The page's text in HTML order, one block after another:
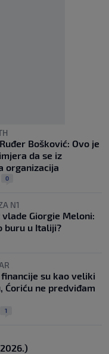
Bošković: Ovo je
da se iz
organizacija
0
N1
Giorgie Meloni:
buru u Italiji?
su kao veliki
Ćoriću ne predviđam
1